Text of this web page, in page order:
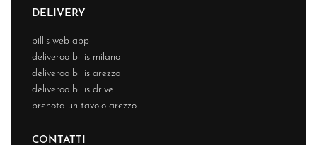
DELIVERY
billis web app
deliveroo billis milano
deliveroo billis arezzo
deliveroo billis drive
prenota un tavolo arezzo
CONTATTI